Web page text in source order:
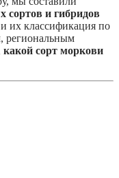
сортов и гибридов
и их классификация по
региональным
какой сорт моркови